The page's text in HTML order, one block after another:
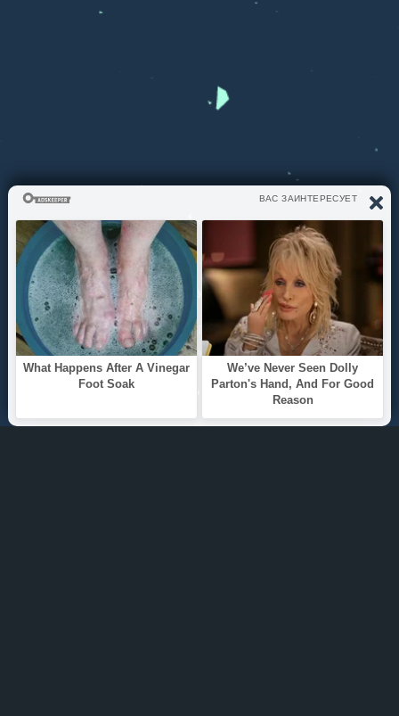
ЧТО СЛУШАЕМ?
ТОП 100
Жанры
ИНФОРМАЦИЯ
Политика конфиденциальности